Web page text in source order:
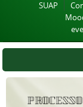
SUAP